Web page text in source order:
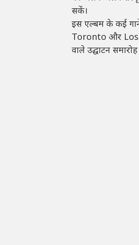
सकें।
इस एल्बम के कई
Toronto और Los
वाले उद्घाटन